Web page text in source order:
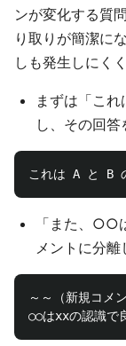
ンが変化する質
り取りが簡潔に
しも発生しにく
まずは「こ
し、その回
「また、○○
メントに分離
～～（新規コメ